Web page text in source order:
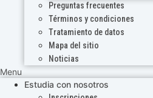
Preguntas frecuentes
Términos y condiciones
Tratamiento de datos
Mapa del sitio
Noticias
Menu
Estudia con nosotros